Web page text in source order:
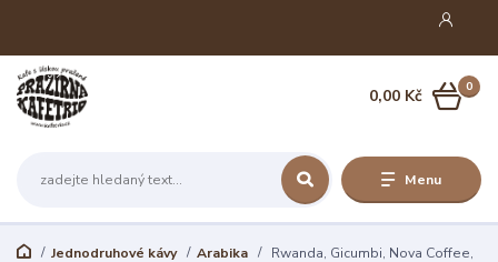
Menu
0
0,00 Kč
Jednodruhové kávy Arabika
Rwanda, Gicumbi, Nova Coffee,